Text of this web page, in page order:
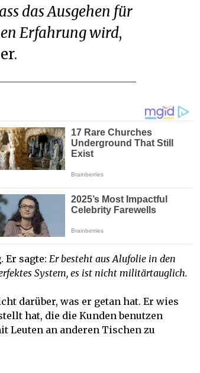
das Ausgehen für
Erfahrung wird,
Er sagte: Er besteht aus Alufolie in den
System, es ist nicht militärtauglich.
darüber, was er getan hat. Er wies
hat, die die Kunden benutzen
Leuten an anderen Tischen zu